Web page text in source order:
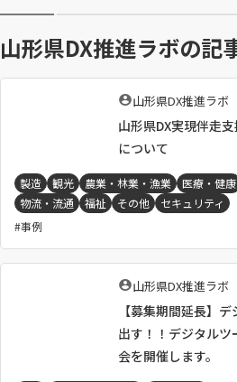
山形県DX推進ラボの記
執
者
：
山形県DX推進ラボ
山形県DX実現伴走
について
製造 観光 農業・林業・漁業
医療・健康
物流・流通
福祉 その他
セキュリティ
事例
執
者
：
山形県DX推進ラボ
【募集期間延長】
出す！！デジタル
会を開催します。